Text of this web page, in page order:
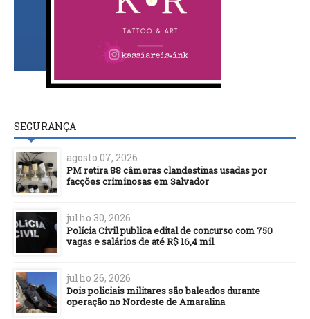
SEGURANÇA
agosto 07, 2026
PM retira 88 câmeras clandestinas usadas por
facções criminosas em Salvador
julho 30, 2026
Polícia Civil publica edital de concurso com 750
vagas e salários de até R$ 16,4 mil
julho 26, 2026
Dois policiais militares são baleados durante
operação no Nordeste de Amaralina